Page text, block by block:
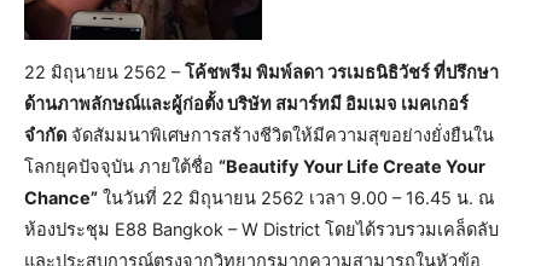
22 มิถุนายน 2562 –โค้ชพรีม พิมพ์ลดา วรเมธนิธิวัชร์ ที่ปรึกษา
ด้านภาพลักษณ์และผู้ก่อตั้ง บริษัท สมาร์ทมี อิมเมจ เมคเกอร์
จำกัด จัดสัมมนาพิเศษการสร้างชีวิตให้มีความสุขอย่างยั่งยืนใน
โลกยุคปัจจุบัน ภายใต้ชื่อ “Beautify Your Life Create Your
Chance” ในวันที่ 22 มิถุนายน 2562 เวลา 9.00 – 16.45 น. ณ
ห้องประชุม E88 Bangkok – W District โดยได้รวบรวมเคล็ดลับ